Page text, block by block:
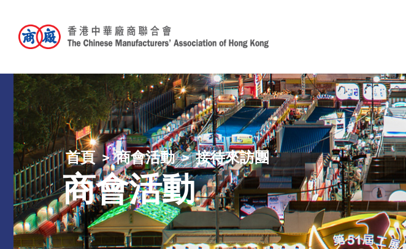
首頁 商會活動 接待來訪團
商會活動